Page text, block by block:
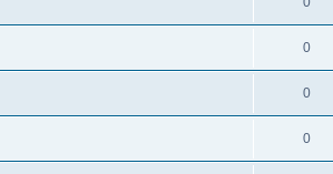
0
0
0